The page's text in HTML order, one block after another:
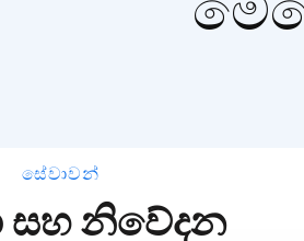
සේවාවන්
සහ නිවේදන